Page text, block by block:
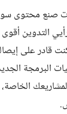
صنع محتوى
التدوين أقوى
قادر على
البرمجة